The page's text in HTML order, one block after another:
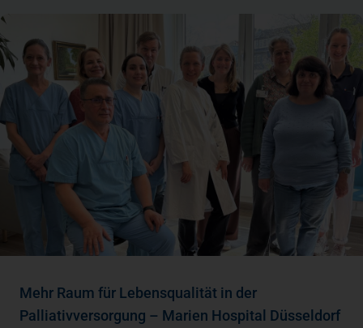
Mehr Raum für Lebensqualität in der
Palliativversorgung – Marien Hospital Düsseldorf